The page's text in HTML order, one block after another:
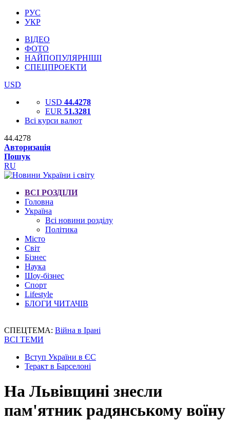
РУС
УКР
ВІДЕО
ФОТО
НАЙПОПУЛЯРНІШІ
СПЕЦПРОЕКТИ
USD
USD 44.4278
EUR 51.3281
Всі курси валют
44.4278
Авторизація
Пошук
RU
ВСІ РОЗДІЛИ
Головна
Україна
Всі новини розділу
Політика
Місто
Світ
Бізнес
Наука
Шоу-бізнес
Спорт
Lifestyle
БЛОГИ ЧИТАЧІВ
СПЕЦТЕМА: Війна в Ірані
ВСІ ТЕМИ
Вступ України в ЄС
Теракт в Барселоні
На Львівщині знесли
пам'ятник радянському воїну